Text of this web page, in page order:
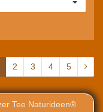
2 3 4 5
Tee Naturideen®